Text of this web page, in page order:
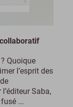
Quoique
l’esprit des
Saba,
...